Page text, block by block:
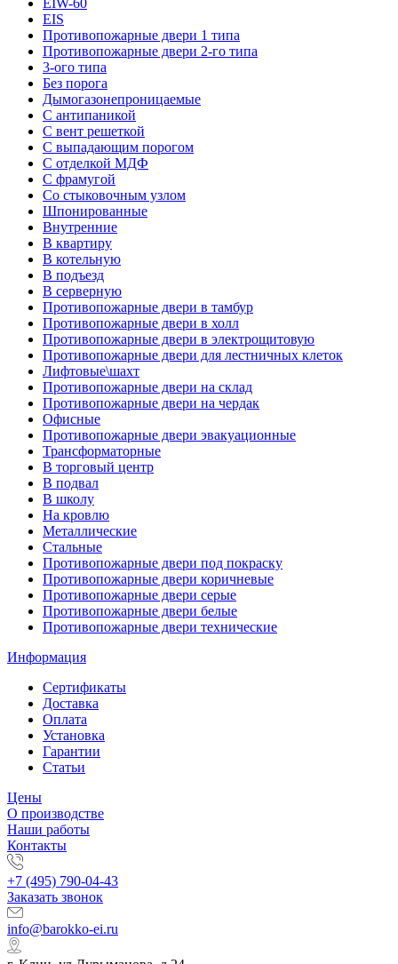
EIS
Противопожарные двери 1 типа
Противопожарные двери 2-го типа
3-ого типа
Без порога
Дымогазонепроницаемые
С антипаникой
С вент решеткой
С выпадающим порогом
С отделкой МДФ
С фрамугой
Со стыковочным узлом
Шпонированные
Внутренние
В квартиру
В котельную
В подъезд
В серверную
Противопожарные двери в тамбур
Противопожарные двери в холл
Противопожарные двери в электрощитовую
Противопожарные двери для лестничных клеток
Лифтовые\шахт
Противопожарные двери на склад
Противопожарные двери на чердак
Офисные
Противопожарные двери эвакуационные
Трансформаторные
В торговый центр
В подвал
В школу
На кровлю
Металлические
Стальные
Противопожарные двери под покраску
Противопожарные двери коричневые
Противопожарные двери серые
Противопожарные двери белые
Противопожарные двери технические
Информация
Сертификаты
Доставка
Оплата
Установка
Гарантии
Статьи
Цены
О производстве
Наши работы
Контакты
+7 (495) 790-04-43
Заказать звонок
info@barokko-ei.ru